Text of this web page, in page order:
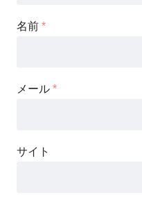
名前 *
メール *
サイト